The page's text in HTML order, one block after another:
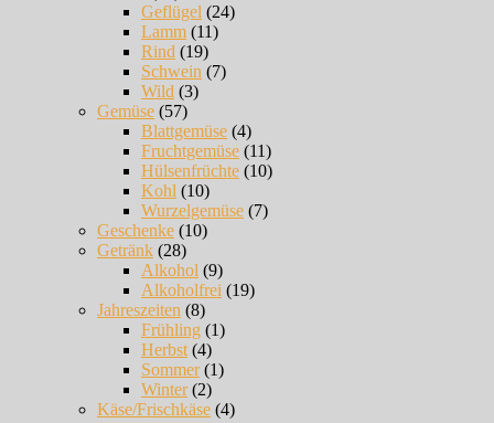
Geflügel (24)
Lamm (11)
Rind (19)
Schwein (7)
Wild (3)
Gemüse (57)
Blattgemüse (4)
Fruchtgemüse (11)
Hülsenfrüchte (10)
Kohl (10)
Wurzelgemüse (7)
Geschenke (10)
Getränk (28)
Alkohol (9)
Alkoholfrei (19)
Jahreszeiten (8)
Frühling (1)
Herbst (4)
Sommer(1)
Winter(2)
Käse/Frischkäse (4)